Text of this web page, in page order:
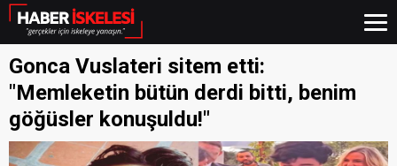
Gonca Vuslateri sitem etti:
"Memleketin bütün derdi bitti, benim
göğüsler konuşuldu!"